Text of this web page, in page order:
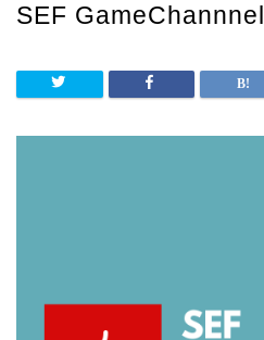
SEF GameChannnel